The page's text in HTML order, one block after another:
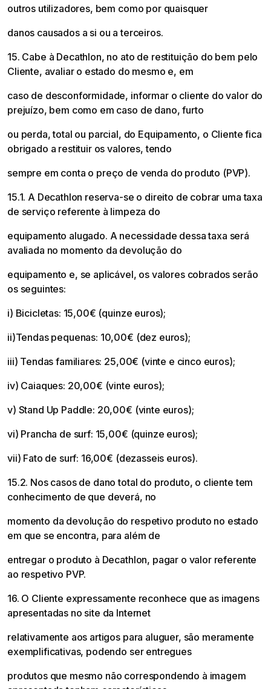
outros utilizadores, bem como por quaisquer
danos causados a si ou a terceiros.
15. Cabe à Decathlon, no ato de restituição do bem pelo
Cliente, avaliar o estado do mesmo e, em
caso de desconformidade, informar o cliente do valor do
prejuízo, bem como em caso de dano, furto
ou perda, total ou parcial, do Equipamento, o Cliente fica
obrigado a restituir os valores, tendo
sempre em conta o preço de venda do produto (PVP).
15.1. A Decathlon reserva-se o direito de cobrar uma taxa
de serviço referente à limpeza do
equipamento alugado. A necessidade dessa taxa será
avaliada no momento da devolução do
equipamento e, se aplicável, os valores cobrados serão
os seguintes:
i) Bicicletas: 15,00€ (quinze euros);
ii)Tendas pequenas: 10,00€ (dez euros);
iii) Tendas familiares: 25,00€ (vinte e cinco euros);
iv) Caiaques: 20,00€ (vinte euros);
v) Stand Up Paddle: 20,00€ (vinte euros);
vi) Prancha de surf: 15,00€ (quinze euros);
vii) Fato de surf: 16,00€ (dezasseis euros).
15.2. Nos casos de dano total do produto, o cliente tem
conhecimento de que deverá, no
momento da devolução do respetivo produto no estado
em que se encontra, para além de
entregar o produto à Decathlon, pagar o valor referente
ao respetivo PVP.
16. O Cliente expressamente reconhece que as imagens
apresentadas no site da Internet
relativamente aos artigos para aluguer, são meramente
exemplificativas, podendo ser entregues
produtos que mesmo não correspondendo à imagem